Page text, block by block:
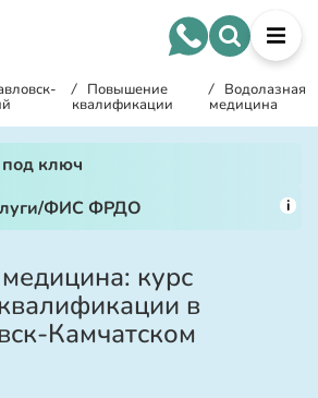
/ Повышение
квалификации
/ Водолазная
медицина
ключ
ФИС ФРДО
i
курс
в
Камчатском